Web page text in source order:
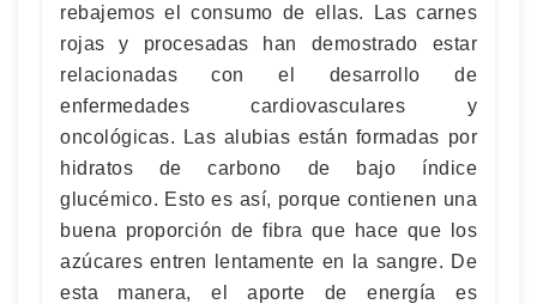
rebajemos el consumo de ellas. Las carnes
rojas y procesadas han demostrado estar
relacionadas con el desarrollo de
enfermedades cardiovasculares y
oncológicas. Las alubias están formadas por
hidratos de carbono de bajo índice
glucémico. Esto es así, porque contienen una
buena proporción de fibra que hace que los
azúcares entren lentamente en la sangre. De
esta manera, el aporte de energía es